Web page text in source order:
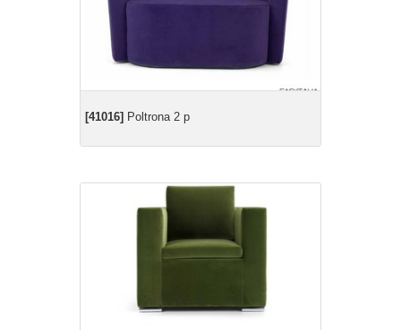
[41016] Poltrona 2 p